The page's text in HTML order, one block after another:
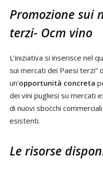
Promozione sui
terzi- Ocm vino
L’iniziativa si inserisce nel
sui mercati dei Paesi terzi”
un’opportunità concreta
dei vini pugliesi su mercati
di nuovi sbocchi
esistenti.
Le risorse